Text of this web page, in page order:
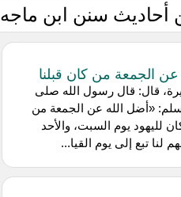
أحاديث سنن ابن ماجه
الجمعة من كان قبلنا
قال: قال رسول الله صلى
«أضل الله عن الجمعة من
لليهود يوم السبت، والأحد
لنا تبع إلى يوم القيا...